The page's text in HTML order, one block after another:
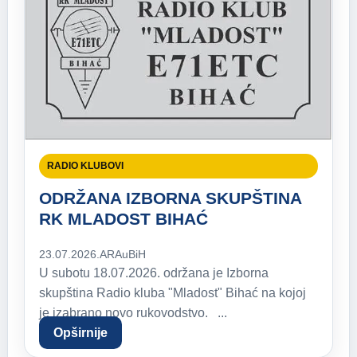
RADIO KLUBOVI
ODRŽANA IZBORNA SKUPŠTINA
RK MLADOST BIHAĆ
23.07.2026. ARAuBiH
U subotu 18.07.2026. održana je Izborna
skupština Radio kluba "Mladost" Bihać na kojoj
je izabrano novo rukovodstvo. ...
Opširnije